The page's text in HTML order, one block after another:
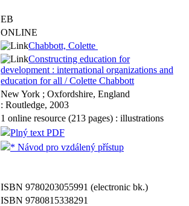
EB
ONLINE
Chabbott, Colette
Constructing education for
development : international organizations and
education for all / Colette Chabbott
New York ; Oxfordshire, England
: Routledge, 2003
1 online resource (213 pages) : illustrations
Plný text PDF
* Návod pro vzdálený přístup
ISBN 9780203055991 (electronic bk.)
ISBN 9780815338291